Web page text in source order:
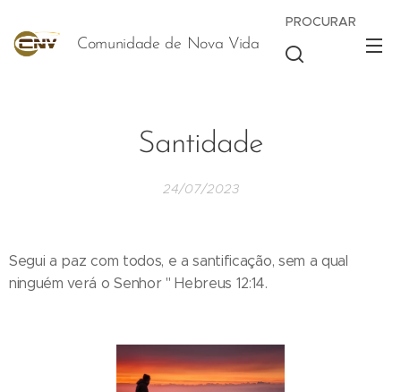
Comunidade de Nova Vida
PROCURAR
Santidade
24/07/2023
Segui a paz com todos, e a santificação, sem a qual
ninguém verá o Senhor " Hebreus 12:14.